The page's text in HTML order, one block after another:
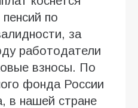
по
за
работодатели
взносы. По
фонда России
в нашей стране